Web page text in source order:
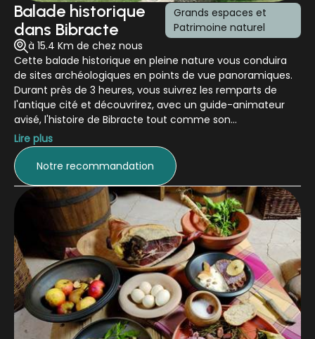
Balade historique
dans Bibracte
Grands espaces et
Patrimoine naturel
à 15.4 Km de chez nous
Cette balade historique en pleine nature vous conduira
de sites archéologiques en points de vue panoramiques.
Durant près de 3 heures, vous suivrez les remparts de
l'antique cité et découvrirez, avec un guide-animateur
avisé, l'histoire de Bibracte tout comme son
environnement naturel, sa faune et sa flore
extrêmement riches. Vous aurez l'occasion d'y apprendre
l'histoire de la forêt, des Gaulois à nos jours, et percerez le
secret des hêtres tressés, dont les formes si bizarres ont
toujours fasciné les hommes. Un plongeon immanquable
dans le passé.
Lire plus
Notre recommandation